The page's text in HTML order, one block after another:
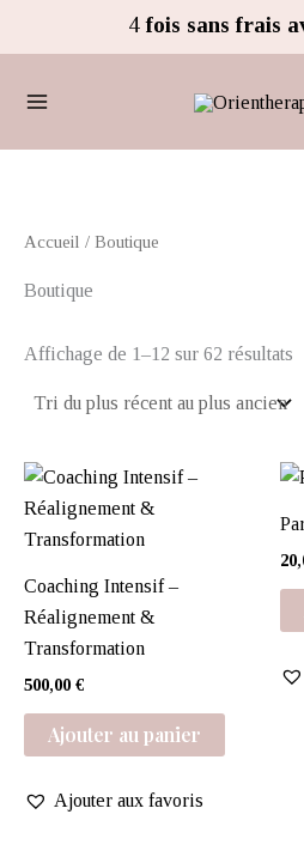
4fois sans frais
Accueil / Boutique
Boutique
Affichage de 1–12 sur 62 résultats
Coaching Intensif –
Réalignement &
Transformation
500,00 €
Ajouter au panier
Ajouter aux favoris